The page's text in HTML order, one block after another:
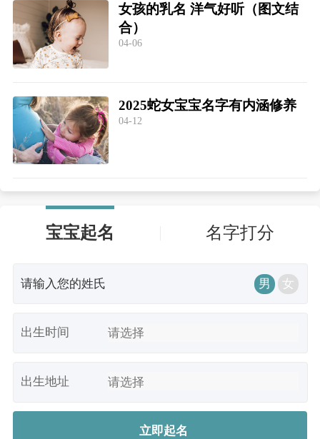
女孩的乳名 洋气好听（图文结
合）
04-06
2025蛇女宝宝名字有内涵修养
04-12
宝宝起名 名字打分
男 女
出生时间
出生地址
立即起名